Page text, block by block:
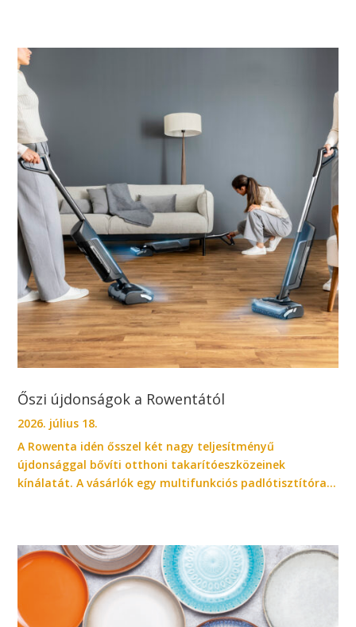
Őszi újdonságok a Rowentától
2026. július 18.
A Rowenta idén ősszel két nagy teljesítményű
újdonsággal bővíti otthoni takarítóeszközeinek
kínálatát. A vásárlók egy multifunkciós padlótisztítóra...